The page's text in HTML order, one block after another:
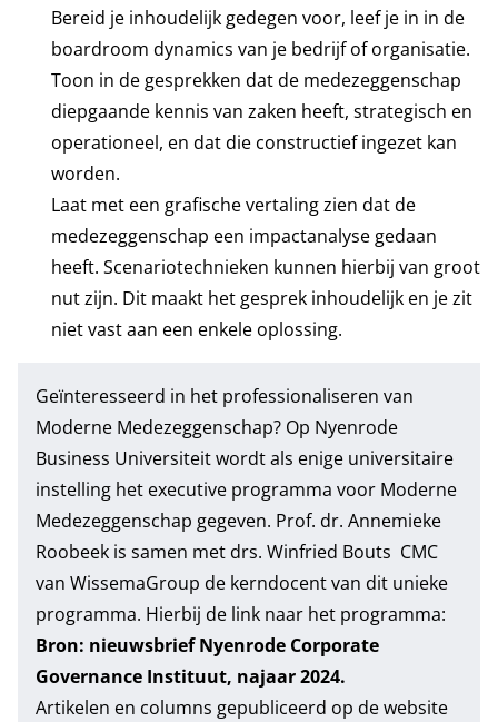
Bereid je inhoudelijk gedegen voor, leef je in in de
boardroom dynamics van je bedrijf of organisatie.
Toon in de gesprekken dat de medezeggenschap
diepgaande kennis van zaken heeft, strategisch en
operationeel, en dat die constructief ingezet kan
worden.
Laat met een grafische vertaling zien dat de
medezeggenschap een impactanalyse gedaan
heeft. Scenariotechnieken kunnen hierbij van groot
nut zijn. Dit maakt het gesprek inhoudelijk en je zit
niet vast aan een enkele oplossing.
Geïnteresseerd in het professionaliseren van
Moderne Medezeggenschap? Op Nyenrode
Business Universiteit wordt als enige universitaire
instelling het executive programma voor Moderne
Medezeggenschap gegeven. Prof. dr. Annemieke
Roobeek is samen met drs. Winfried Bouts CMC
van WissemaGroup de kerndocent van dit unieke
programma. Hierbij de link naar het programma:
Bron: nieuwsbrief Nyenrode Corporate
Governance Instituut, najaar 2024.
Artikelen en columns gepubliceerd op de website